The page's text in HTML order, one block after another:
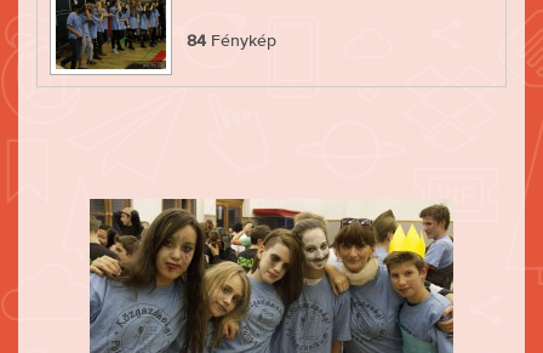
84 Fénykép